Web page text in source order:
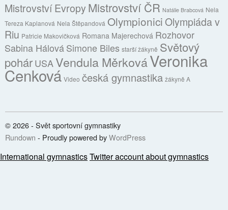
Mistrovství Evropy Mistrovství ČR Natálie Brabcová Nela
Tereza Kaplanová Nela Štěpandová OlympioniciOlympiáda v
Riu Patricie Makovičková Romana Majerechová Rozhovor
Sabina HálováSimone Biles starší žákyně Světový
pohárUSA Vendula MěrkováVeronika
Cenková Video česká gymnastika žákyně A
© 2026 - Svět sportovní gymnastiky
Rundown - Proudly powered byWordPress
International gymnasticsTwitter account about gymnastics